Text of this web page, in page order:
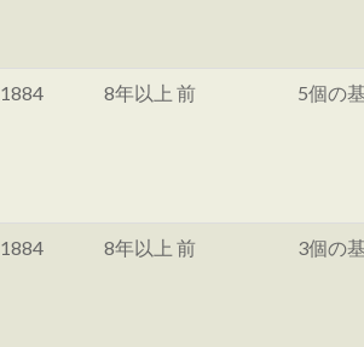
1884 8年以上 前 5個の
1884 8年以上 前 3個の